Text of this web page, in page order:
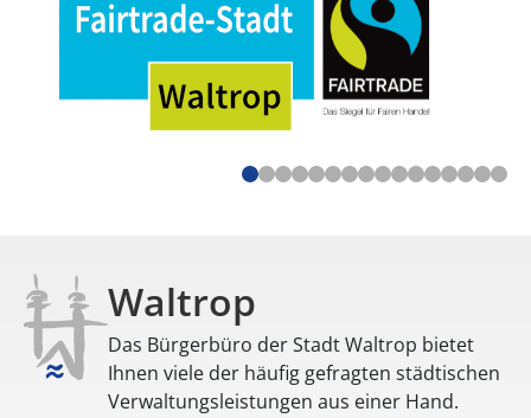
Waltrop
Das Bürgerbüro der Stadt Waltrop bietet
Ihnen viele der häufig gefragten städtischen
Verwaltungsleistungen aus einer Hand.